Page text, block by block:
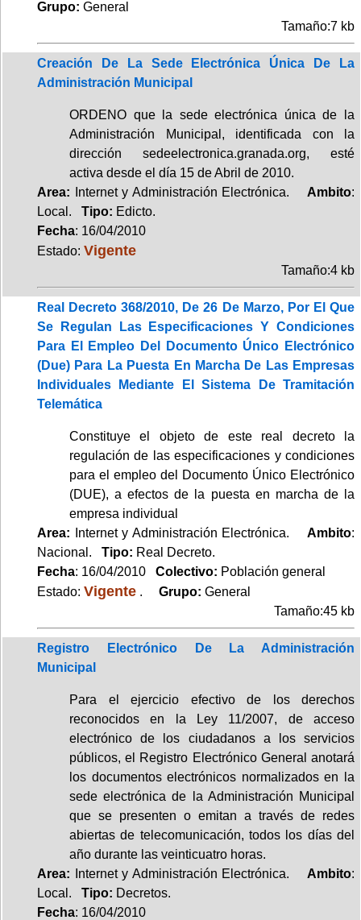
Grupo: General
Tamaño:7 kb
Creación De La Sede Electrónica Única De La
Administración Municipal
ORDENO que la sede electrónica única de la
Administración Municipal, identificada con la
dirección sedeelectronica.granada.org, esté
activa desde el día 15 de Abril de 2010.
Area: Internet y Administración Electrónica. Ambito:
Local. Tipo: Edicto.
Fecha: 16/04/2010
Estado: Vigente
Tamaño:4 kb
Real Decreto 368/2010, De 26 De Marzo, Por El Que
Se Regulan Las Especificaciones Y Condiciones
Para El Empleo Del Documento Único Electrónico
(Due) Para La Puesta En Marcha De Las Empresas
Individuales Mediante El Sistema De Tramitación
Telemática
Constituye el objeto de este real decreto la
regulación de las especificaciones y condiciones
para el empleo del Documento Único Electrónico
(DUE), a efectos de la puesta en marcha de la
empresa individual
Area: Internet y Administración Electrónica. Ambito:
Nacional. Tipo: Real Decreto.
Fecha: 16/04/2010 Colectivo: Población general
Estado: Vigente . Grupo: General
Tamaño:45 kb
Registro Electrónico De La Administración
Municipal
Para el ejercicio efectivo de los derechos
reconocidos en la Ley 11/2007, de acceso
electrónico de los ciudadanos a los servicios
públicos, el Registro Electrónico General anotará
los documentos electrónicos normalizados en la
sede electrónica de la Administración Municipal
que se presenten o emitan a través de redes
abiertas de telecomunicación, todos los días del
año durante las veinticuatro horas.
Area: Internet y Administración Electrónica. Ambito:
Local. Tipo: Decretos.
Fecha: 16/04/2010